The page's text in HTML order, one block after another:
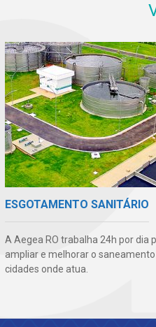
ESGOTAMENTO SANITÁRIO
A Aegea RO trabalha 24h por dia
ampliar e melhorar o
cidades onde atua.